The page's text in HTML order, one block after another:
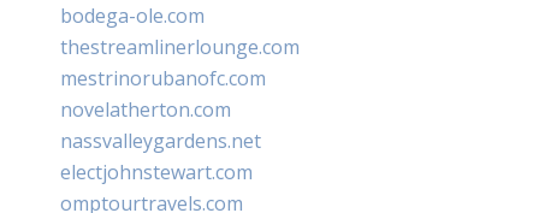
bodega-ole.com
thestreamlinerlounge.com
mestrinorubanofc.com
novelatherton.com
nassvalleygardens.net
electjohnstewart.com
omptourtravels.com